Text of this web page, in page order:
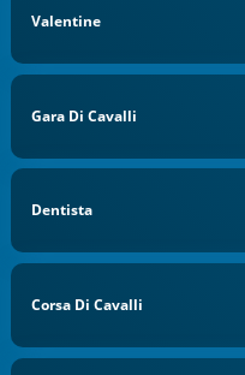
Valentine
Gara Di Cavalli
Dentista
Corsa Di Cavalli